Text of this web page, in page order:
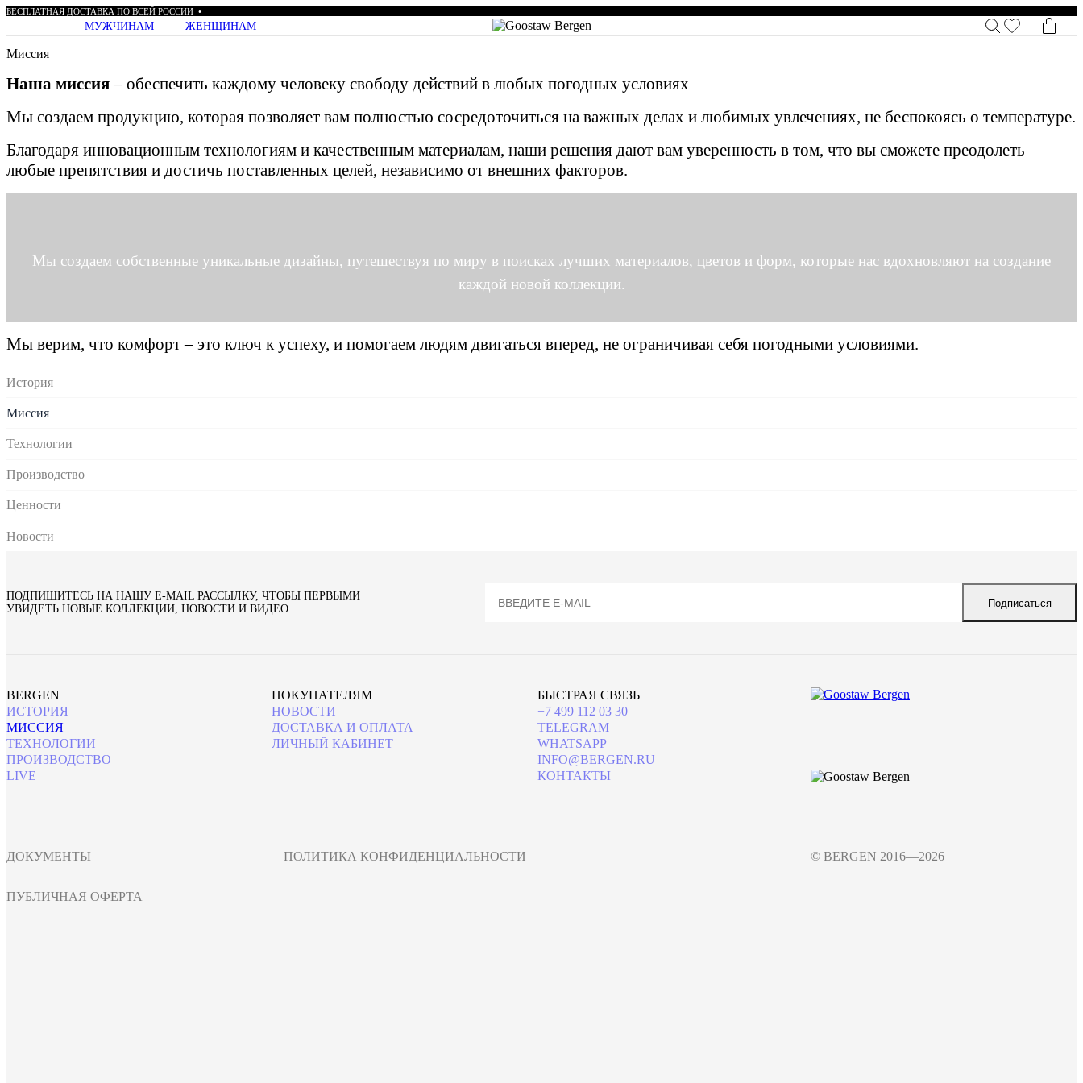
БЕСПЛАТНАЯ ДОСТАВКА ПО ВСЕЙ РОССИИ •
МУЖЧИНАМ ЖЕНЩИНАМ
Миссия
Наша миссия– обеспечить каждому человеку свободу действий в любых погодных условиях
Мы создаем продукцию, которая позволяет вам полностью сосредоточиться на важных делах и любимых увлечениях, не беспокоясь о температуре.
Благодаря инновационным технологиям и качественным материалам, наши решения дают вам уверенность в том, что вы сможете преодолеть
любые препятствия и достичь поставленных целей, независимо от внешних факторов.
Мы создаем собственные уникальные дизайны, путешествуя по миру в поисках лучших материалов, цветов и форм, которые нас вдохновляют на создание
каждой новой коллекции.
Мы верим, что комфорт – это ключ к успеху, и помогаем людям двигаться вперед, не ограничивая себя погодными условиями.
История
Миссия
Технологии
Производство
Ценности
Новости
ПОДПИШИТЕСЬ НА НАШУ E‑MAIL РАССЫЛКУ, ЧТОБЫ ПЕРВЫМИ
УВИДЕТЬ НОВЫЕ КОЛЛЕКЦИИ, НОВОСТИ И ВИДЕО
Подписаться
BERGEN
ИСТОРИЯ
МИССИЯ
ТЕХНОЛОГИИ
ПРОИЗВОДСТВО
LIVE
ПОКУПАТЕЛЯМ
НОВОСТИ
ДОСТАВКА И ОПЛАТА
ЛИЧНЫЙ КАБИНЕТ
БЫСТРАЯ СВЯЗЬ
+7 499 112 03 30
TELEGRAM
WHATSAPP
INFO@BERGEN.RU
КОНТАКТЫ
ДОКУМЕНТЫ ПОЛИТИКА КОНФИДЕНЦИАЛЬНОСТИ
ПУБЛИЧНАЯ ОФЕРТА
© BERGEN 2016—2026